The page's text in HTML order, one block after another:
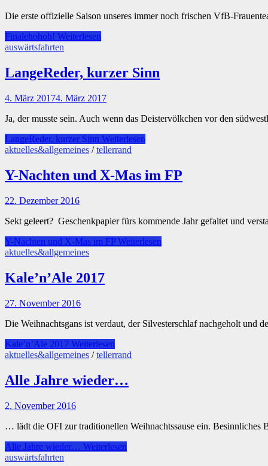
Die erste offizielle Saison unseres immer noch frischen VfB-
Finalehohoh! Weiterlesen
auswärtsfahrten
LangeReder, kurzer Sinn
4. März 20174. März 2017
Ja, der musste sein. Auch wenn das Deistervölkchen vor den
LangeReder, kurzer Sinn Weiterlesen
aktuelles&allgemeines /tellerrand
Y-Nachten und X-Mas im FP
22. Dezember 2016
Sekt geleert? Geschenkpapier fürs kommende Jahr gefaltet und
Y-Nachten und X-Mas im FP Weiterlesen
aktuelles&allgemeines
Kale’n’Ale 2017
27. November 2016
Die Weihnachtsgans ist verdaut, der Silvesterschlaf nachgeholt und
Kale’n’Ale 2017 Weiterlesen
aktuelles&allgemeines /tellerrand
Alle Jahre wieder…
2. November 2016
… lädt die OFI zur traditionellen Weihnachtssause ein.
Alle Jahre wieder… Weiterlesen
auswärtsfahrten